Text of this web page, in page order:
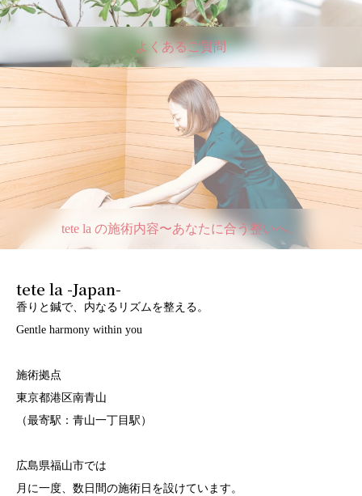
よくあるご質問
tete la の施術内容〜あなたに合う整いへ。
tete la -Japan-
香りと鍼で、内なるリズムを整える。
Gentle harmony within you
施術拠点
東京都港区南青山
（最寄駅：青山一丁目駅）
広島県福山市では
月に一度、数日間の施術日を設けています。